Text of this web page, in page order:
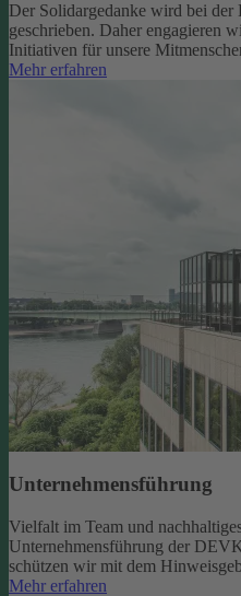
Der Solidargedanke wird bei
geschrieben. Daher engagieren
Initiativen für unsere
Mehr erfahren
Unternehmensführung
Vielfalt im Team und
Unternehmensführung der
schützen wir mit dem
Mehr erfahren